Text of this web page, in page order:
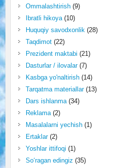
Ommalashtirish(9)
Ibratli hikoya(10)
Huquqiy savodxonlik(28)
Taqdimot(22)
Prezident maktabi (21)
Dasturlar / ilovalar(7)
Kasbga yo'naltirish(14)
Tarqatma materiallar(13)
Dars ishlanma(34)
Reklama(2)
Masalalarni yechish(1)
Ertaklar(2)
Yoshlar ittifoqi (1)
So‘ragan edingiz (35)